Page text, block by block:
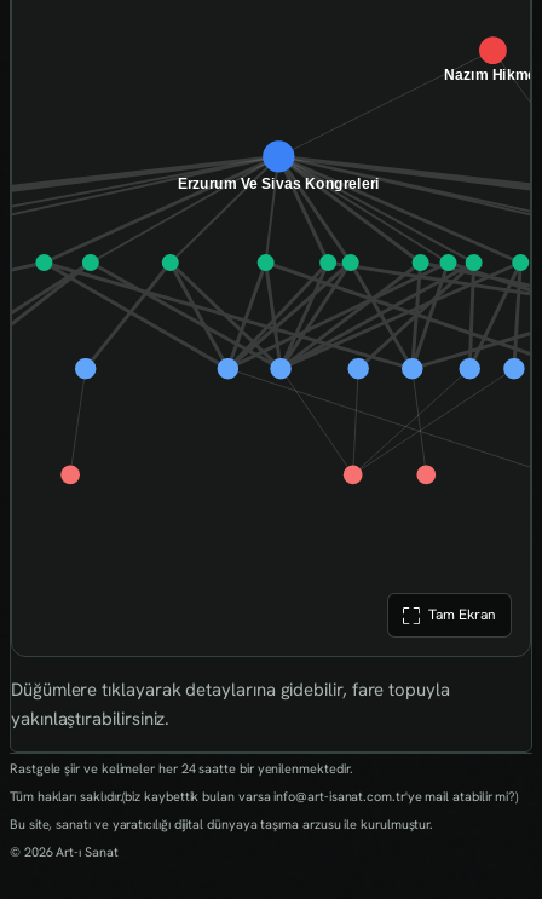
Tam Ekran
Düğümlere tıklayarak detaylarına gidebilir, fare topuyla
yakınlaştırabilirsiniz.
Rastgele şiir ve kelimeler her 24 saatte bir yenilenmektedir.
Tüm hakları saklıdır.(biz kaybettik bulan varsa info@art-isanat.com.tr'ye mail atabilir mi?)
Bu site, sanatı ve yaratıcılığı dijital dünyaya taşıma arzusu ile kurulmuştur.
© 2026 Art-ı Sanat